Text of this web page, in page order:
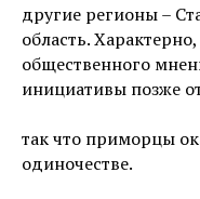
другие регионы –
область.
общественного
инициативы позже
так что приморцы
одиночестве.